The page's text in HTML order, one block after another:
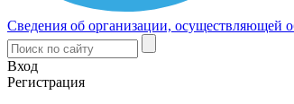
Сведения об организации, осуществляющей
Вход
Регистрация